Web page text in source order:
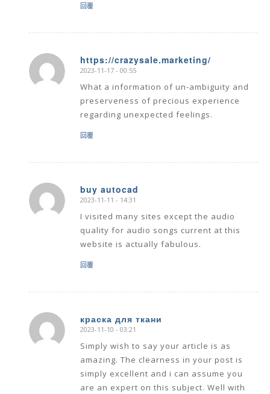
回覆
https://crazysale.marketing/
says:
2023-11-17 - 00:55
What a information of un-ambiguity and
preserveness of precious experience
regarding unexpected feelings.
回覆
buy autocad
says:
2023-11-11 - 14:31
I visited many sites except the audio
quality for audio songs current at this
website is actually fabulous.
回覆
краска для ткани
says:
2023-11-10 - 03:21
Simply wish to say your article is as
amazing. The clearness in your post is
simply excellent and i can assume you
are an expert on this subject. Well with